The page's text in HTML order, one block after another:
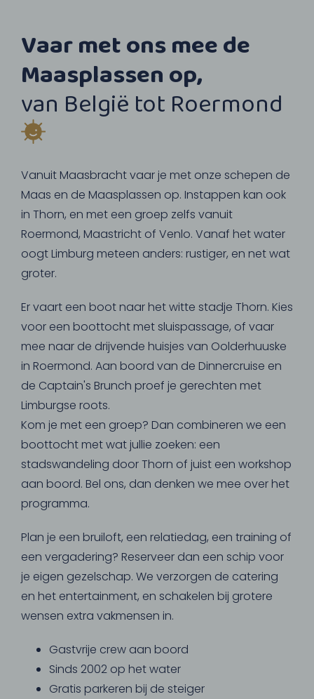
Vaar met ons mee de
Maasplassen op,
van België tot Roermond
Vanuit Maasbracht vaar je met onze schepen de
Maas en de Maasplassen op. Instappen kan ook
in Thorn, en met een groep zelfs vanuit
Roermond, Maastricht of Venlo. Vanaf het water
oogt Limburg meteen anders: rustiger, en net wat
groter.
Er vaart een boot naar het witte stadje Thorn. Kies
voor een boottocht met sluispassage, of vaar
mee naar de drijvende huisjes van Oolderhuuske
in Roermond. Aan boord van de Dinnercruise en
de Captain's Brunch proef je gerechten met
Limburgse roots.
Kom je met een groep? Dan combineren we een
boottocht met wat jullie zoeken: een
stadswandeling door Thorn of juist een workshop
aan boord. Bel ons, dan denken we mee over het
programma.
Plan je een bruiloft, een relatiedag, een training of
een vergadering? Reserveer dan een schip voor
je eigen gezelschap. We verzorgen de catering
en het entertainment, en schakelen bij grotere
wensen extra vakmensen in.
Gastvrije crew aan boord
Sinds 2002 op het water
Gratis parkeren bij de steiger